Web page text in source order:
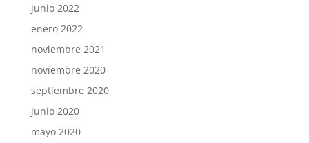
junio 2022
enero 2022
noviembre 2021
noviembre 2020
septiembre 2020
junio 2020
mayo 2020